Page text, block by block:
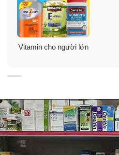
mỗi ngày.
Hỗ trợ chức năng hệ thống
✓Hỗ trợ sức khỏe của mắt.
✓Hỗ trợ xương chắc khỏe.
✓Hỗ trợ sức khỏe và chức
Vitamin cho người lớn